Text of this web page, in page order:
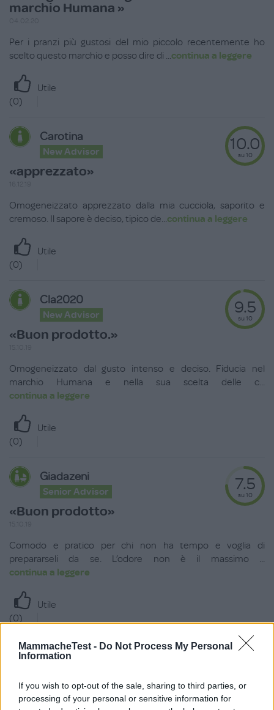
MammacheTest - Do Not Process My Personal
Information
If you wish to opt-out of the sale, sharing to third parties, or
processing of your personal or sensitive information for
marchio Humana »
Per i pranzi più gustosi del mio piccolo recentemente ho
scelto questo marchio e posso dire di ...continua a leggere
Utile
(0)
Carotina
New Advisor
«apprezzato»
10.0
su 10
Omogeneizzato apprezzato dalla mia cucciola, saporito e
cremoso. Il sapore è deciso, tipico de...continua a leggere
Utile
(0)
Cla2020
New Advisor
«Buon prodotto.»
9.5
su 10
Omogeneizzato dal gusto intenso e deciso. Fiducia nel
marchio Humana e nella sua scelta delle c...
continua a leggere
Utile
(0)
Giadazeni
Senior Advisor
«Buon prodotto»
7.5
su 10
Comodo e pratico per chi non ha tempo e voglia di
prepararseli da se. L’odore non è il massimo ...
continua a leggere
Utile
(0)
Bebetta83
Newbie